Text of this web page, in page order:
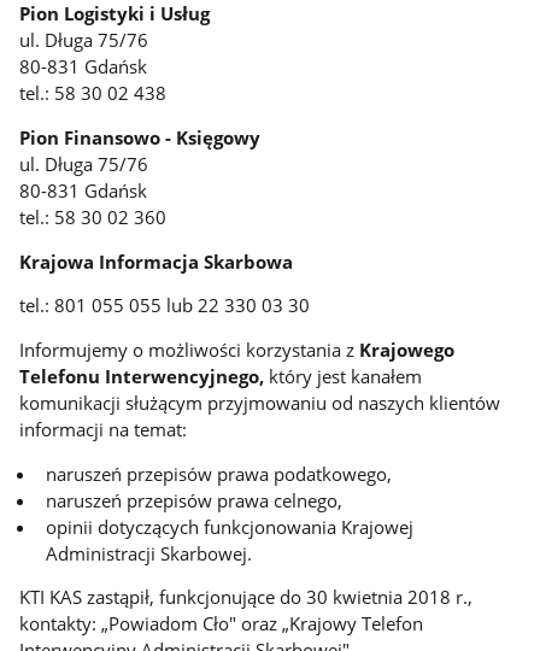
Pion Logistyki i Usług
ul. Długa 75/76
80-831 Gdańsk
tel.: 58 30 02 438
Pion Finansowo - Księgowy
ul. Długa 75/76
80-831 Gdańsk
tel.: 58 30 02 360
Krajowa Informacja Skarbowa
tel.: 801 055 055 lub 22 330 03 30
Informujemy o możliwości korzystania z Krajowego
Telefonu Interwencyjnego, który jest kanałem
komunikacji służącym przyjmowaniu od naszych klientów
informacji na temat:
naruszeń przepisów prawa podatkowego,
naruszeń przepisów prawa celnego,
opinii dotyczących funkcjonowania Krajowej
Administracji Skarbowej.
KTI KAS zastąpił, funkcjonujące do 30 kwietnia 2018 r.,
kontakty: „Powiadom Cło" oraz „Krajowy Telefon